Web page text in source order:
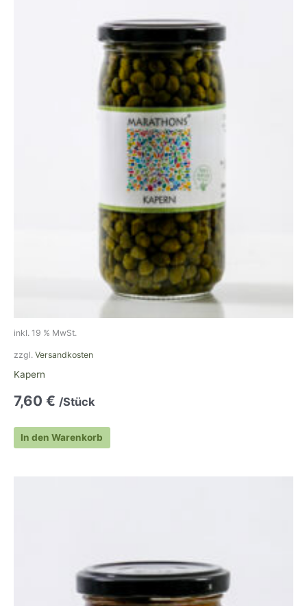
inkl. 19 % MwSt.
zzgl. Versandkosten
Kapern
7,60 € /Stück
In den Warenkorb